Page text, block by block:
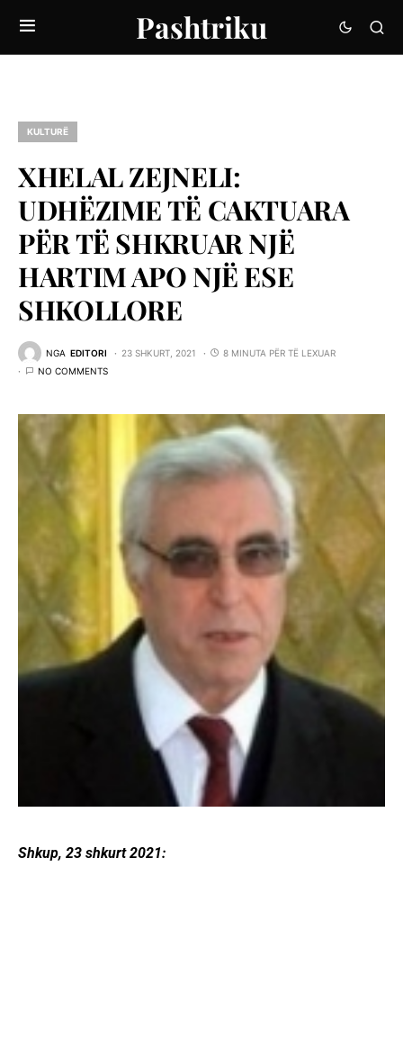
Pashtriku
KULTURË
XHELAL ZEJNELI:
UDHËZIME TË CAKTUARA
PËR TË SHKRUAR NJË
HARTIM APO NJË ESE
SHKOLLORE
NGA EDITORI 23 SHKURT, 2021
8 MINUTA PËR TË LEXUAR
NO COMMENTS
Shkup, 23 shkurt 2021: